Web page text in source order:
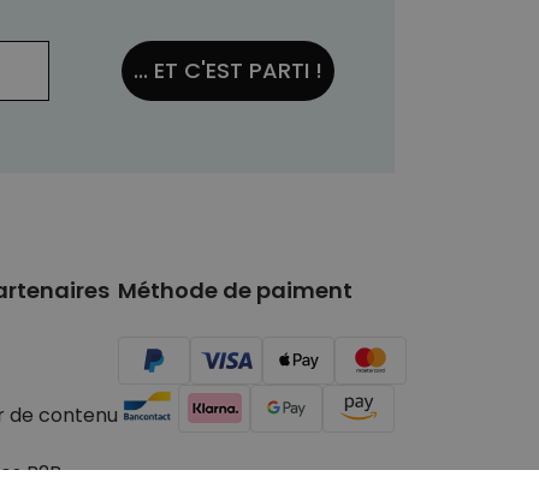
... ET C'EST PARTI !
de contenu
B2B
Méthode de paiment